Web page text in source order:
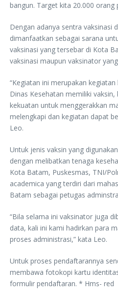
bangun. Target kita 20.000 orang
Dengan adanya sentra vaksinasi
dimanfaatkan sebagai sarana
vaksinasi yang tersebar di Kota
vaksinasi maupun vaksinator
“Kegiatan ini merupakan
Dinas Kesehatan memiliki
kekuatan untuk menggerakkan
melengkapi dan kegiatan dapat
Leo.
Untuk jenis vaksin yang
dengan melibatkan tenaga
Kota Batam, Puskesmas, TNI/
academica yang terdiri dari
Batam sebagai petugas
“Bila selama ini vaksinator juga
data, kali ini kami hadirkan para
proses administrasi,” kata Leo.
Untuk proses pendaftarannya
membawa fotokopi kartu
formulir pendaftaran. * Hms- red